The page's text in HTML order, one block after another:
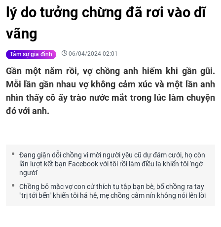
lý do tưởng chừng đã rơi vào dĩ
vãng
Tâm sự gia đình 06/04/2024 02:01
Gần một năm rồi, vợ chồng anh hiếm khi gần gũi.
Mỗi lần gần nhau vợ không cảm xúc và một lần anh
nhìn thấy cô ấy trào nước mắt trong lúc làm chuyện
đó với anh.
Đang giận dỗi chồng vì mời người yêu cũ dự đám cưới, họ còn
lần lượt kết bạn Facebook với tôi rồi làm điều lạ khiến tôi 'ngớ
người'
Chồng bỏ mặc vợ con cứ thích tụ tập bạn bè, bố chồng ra tay
"trị tới bến" khiến tôi hả hê, mẹ chồng câm nín không nói lên lời